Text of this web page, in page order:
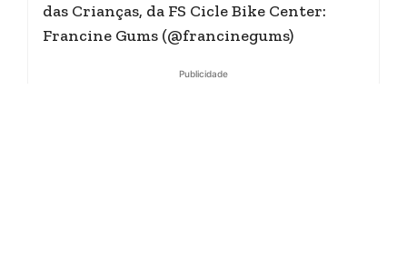
das Crianças, da FS Cicle Bike Center:
Francine Gums (@francinegums)
Publicidade